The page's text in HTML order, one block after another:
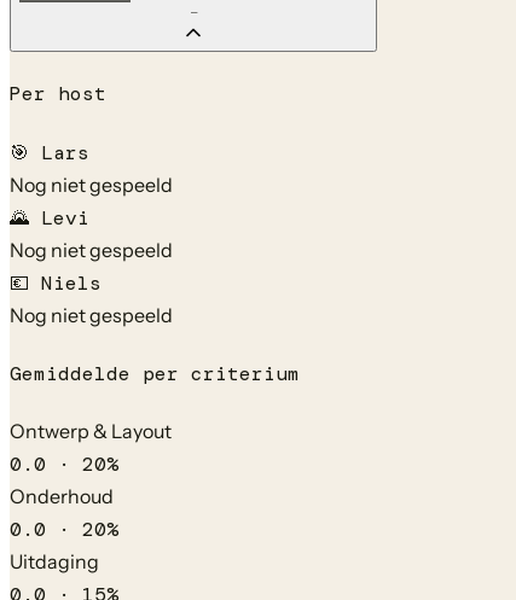
—
Per host
🎯 Lars
Nog niet gespeeld
🌄 Levi
Nog niet gespeeld
💶 Niels
Nog niet gespeeld
Gemiddelde per criterium
Ontwerp & Layout
0.0 · 20%
Onderhoud
0.0 · 20%
Uitdaging
0.0 · 15%